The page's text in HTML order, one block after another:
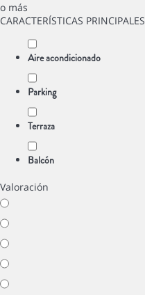
o más
CARACTERÍSTICAS PRINCIPALES
Aire acondicionado
Parking
Terraza
Balcón
Valoración